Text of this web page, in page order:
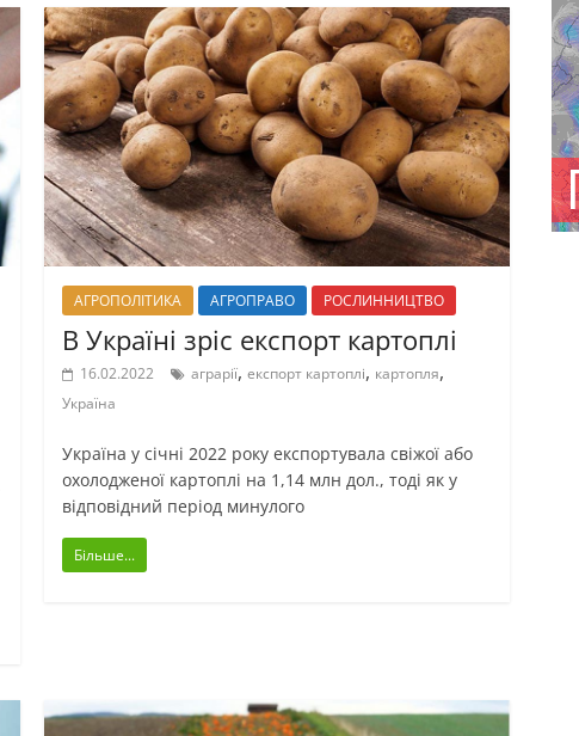
АГРОПОЛІТИКА АГРОПРАВО РОСЛИННИЦТВО
В Україні зріс експорт картоплі
16.02.2022 аграрії,експорт картоплі, картопля,
Україна
Україна у січні 2022 року експортувала свіжої або
охолодженої картоплі на 1,14 млн дол., тоді як у
відповідний період минулого
Більше...